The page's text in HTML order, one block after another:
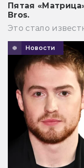
Пятая
Bros.
Это стало
Новости